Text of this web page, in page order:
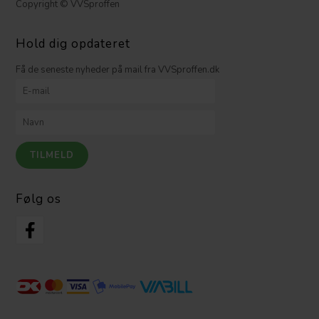
Copyright © VVSproffen
Hold dig opdateret
Få de seneste nyheder på mail fra VVSproffen.dk
Følg os